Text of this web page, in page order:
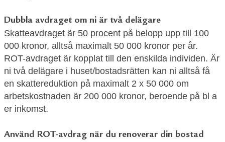
Dubbla avdraget om ni är två delägare
Skatteavdraget är 50 procent på belopp upp till 100
000 kronor, alltså maximalt 50 000 kronor per år.
ROT-avdraget är kopplat till den enskilda individen. Är
ni två delägare i huset/bostadsrätten kan ni alltså få
en skattereduktion på maximalt 2 x 50 000 om
arbetskostnaden är 200 000 kronor, beroende på bl a
er inkomst.
Använd ROT-avdrag när du renoverar din bostad